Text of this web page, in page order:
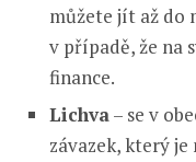
můžete jít až do
v případě, že na
finance.
Lichva– se v
závazek, který